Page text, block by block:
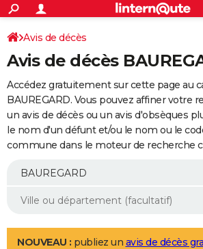
ACTUALITÉS
Politique
Société
Faits Divers
Education
Monde
Villes
+
SPORT
Coupe du monde 2026
Football
Tennis
Cyclisme
Rugby
Forum
Programme TV
TNT
Streaming
Cinéma
Sorties cinéma
Musique
+
FINANCE
Impôts
Immobilier
Risques naturels par ville
Banque
Assurance
Crédit
AUTO
Essais
Réserver un essai
Citadines
Berlines
SUV
Forum auto
+
Mobiles
Meilleur smartphone
Internet
Ordinateurs
Jeux vidéo
Guide high-tech
Aménagement intérieur
LIFESTYLE
Avis de décès
Avis de décès
Accédez gratuitement sur cette page au
BAUREGARD. Vous pouvez affiner votre
un avis de décès ou un avis d'obsèques
le nom d'un défunt et/ou le nom ou le
commune dans le moteur de recherche
NOUVEAU : publiez un avis de décès